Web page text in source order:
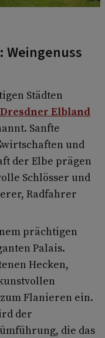
Weingenuss
Städten
Dresdner Elbland
Sanfte
und
der Elbe prägen
Schlösser und
Radfahrer
prächtigen
Palais.
Hecken,
Flanieren ein.
der
die das